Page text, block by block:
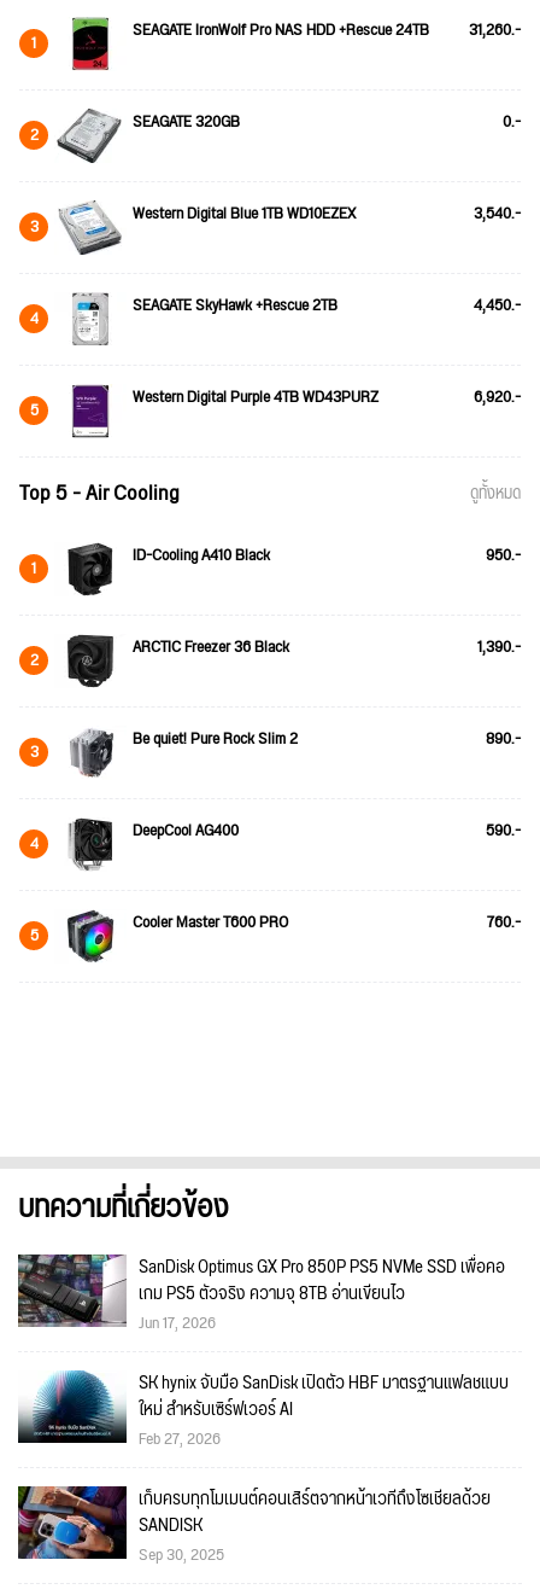
1 SEAGATE IronWolf Pro NAS HDD +Rescue 24TB 31,260.-
2 SEAGATE 320GB 0.-
3 Western Digital Blue 1TB WD10EZEX 3,540.-
4 SEAGATE SkyHawk +Rescue 2TB 4,450.-
5 Western Digital Purple 4TB WD43PURZ 6,920.-
Top 5 - Air Cooling ดูทั้งหมด
1 ID-Cooling A410 Black 950.-
2 ARCTIC Freezer 36 Black 1,390.-
3 Be quiet! Pure Rock Slim 2 890.-
4 DeepCool AG400 590.-
5 Cooler Master T600 PRO 760.-
บทความที่เกี่ยวข้อง
SanDisk Optimus GX Pro 850P PS5 NVMe SSD เพื่อคอ
เกม PS5 ตัวจริง ความจุ 8TB อ่านเขียนไว
Jun 17, 2026
SK hynix จับมือ SanDisk เปิดตัว HBF มาตรฐานแฟลชแบบ
ใหม่ สำหรับเซิร์ฟเวอร์ AI
Feb 27, 2026
เก็บครบทุกโมเมนต์คอนเสิร์ตจากหน้าเวทีถึงโซเชียลด้วย
SANDISK
Sep 30, 2025